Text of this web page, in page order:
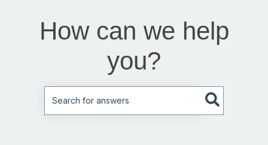
How can we help
you?